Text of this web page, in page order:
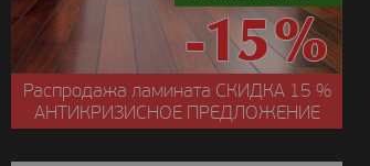
Распродажа ламината СКИДКА15 %
АНТИКРИЗИСНОЕ ПРЕДЛОЖЕНИЕ